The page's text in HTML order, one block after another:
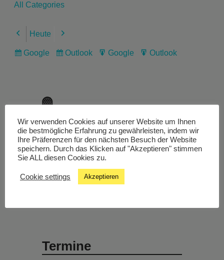
All Categories
Previous
Heute Next
Subscribe
Google
Subscribe
Outlook
Export
Google
Export
Outlook
Livestream
Studiochat
Termine
Wir verwenden Cookies auf unserer Website um Ihnen
die bestmögliche Erfahrung zu gewährleisten, indem wir
Ihre Präferenzen für den nächsten Besuch der Website
speichern. Durch das Klicken auf "Akzeptieren" stimmen
Sie ALL diesen Cookies zu.
Cookie settings Akzeptieren